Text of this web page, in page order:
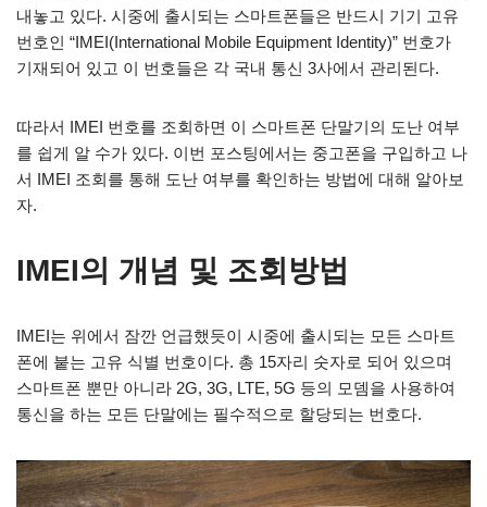
내놓고 있다. 시중에 출시되는 스마트폰들은 반드시 기기 고유
번호인 “IMEI(International Mobile Equipment Identity)” 번호가
기재되어 있고 이 번호들은 각 국내 통신 3사에서 관리된다.
따라서 IMEI 번호를 조회하면 이 스마트폰 단말기의 도난 여부
를 쉽게 알 수가 있다. 이번 포스팅에서는 중고폰을 구입하고 나
서 IMEI 조회를 통해 도난 여부를 확인하는 방법에 대해 알아보
자.
IMEI의 개념 및 조회방법
IMEI는 위에서 잠깐 언급했듯이 시중에 출시되는 모든 스마트
폰에 붙는 고유 식별 번호이다. 총 15자리 숫자로 되어 있으며
스마트폰 뿐만 아니라 2G, 3G, LTE, 5G 등의 모뎀을 사용하여
통신을 하는 모든 단말에는 필수적으로 할당되는 번호다.